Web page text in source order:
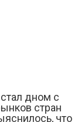
дном с
стран
что